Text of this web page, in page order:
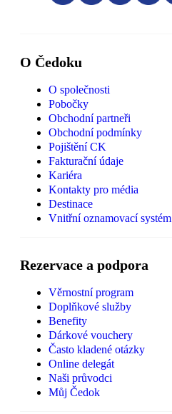
O Čedoku
O společnosti
Pobočky
Obchodní partneři
Obchodní podmínky
Pojištění CK
Fakturační údaje
Kariéra
Kontakty pro média
Destinace
Vnitřní oznamovací systém
Rezervace a podpora
Věrnostní program
Doplňkové služby
Benefity
Dárkové vouchery
Často kladené otázky
Online delegát
Naši průvodci
Můj Čedok